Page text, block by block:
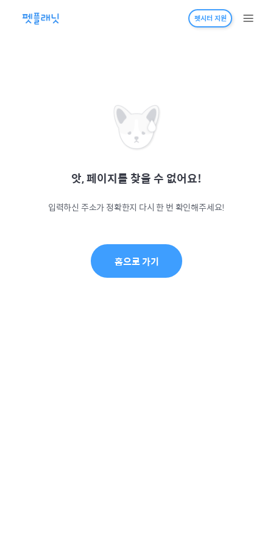
펫시터 지원
앗, 페이지를 찾을 수 없어요!
입력하신 주소가 정확한지 다시 한 번 확인해주세요!
홈으로 가기